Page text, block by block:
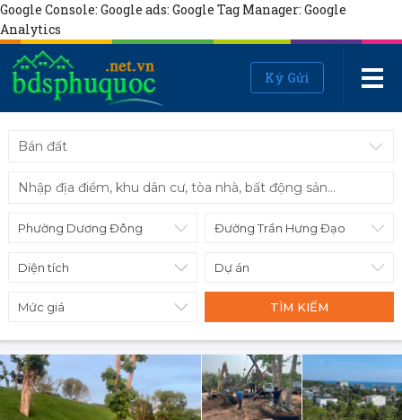
Google Console: Google ads: Google Tag Manager: Google
Analytics
Ký Gửi
Bán đất
Diện tích
Mức giá TÌM KIẾM